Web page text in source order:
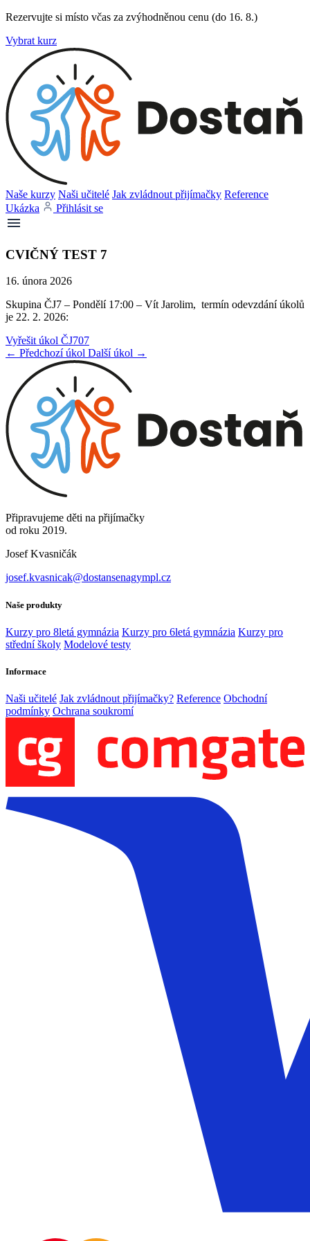
Rezervujte si místo včas za zvýhodněnou cenu (do 16. 8.)
Vybrat kurz
Naše kurzy Naši učitelé Jak zvládnout přijímačky Reference
Ukázka
Přihlásit se
CVIČNÝ TEST 7
16. února 2026
Skupina ČJ7 – Pondělí 17:00 – Vít Jarolim, termín odevzdání úkolů
je 22. 2. 2026:
Vyřešit úkol ČJ707
← Předchozí úkol Další úkol →
Připravujeme děti na přijímačky
od roku 2019.
Josef Kvasničák
josef.kvasnicak@dostansenagympl.cz
Naše produkty
Kurzy pro 8letá gymnázia Kurzy pro 6letá gymnázia Kurzy pro
střední školy Modelové testy
Informace
Naši učitelé Jak zvládnout přijímačky? Reference Obchodní
podmínky Ochrana soukromí